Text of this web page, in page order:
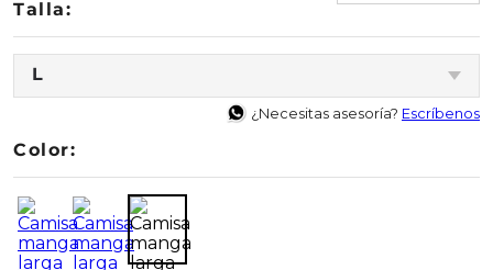
L
¿Necesitas asesoría? Escríbenos
Color: